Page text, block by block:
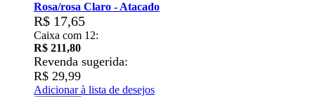
Rosa/rosa Claro - Atacado
R$ 17,65
Caixa com 12:
R$ 211,80
Revenda sugerida:
R$ 29,99
Adicionar à lista de desejos